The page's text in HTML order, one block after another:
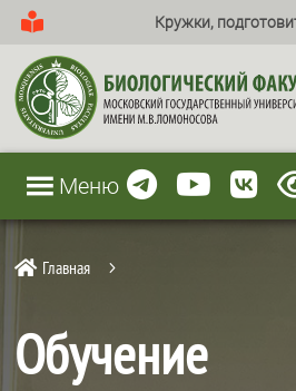
Кружки,
Меню
 Главная 5
Обучение